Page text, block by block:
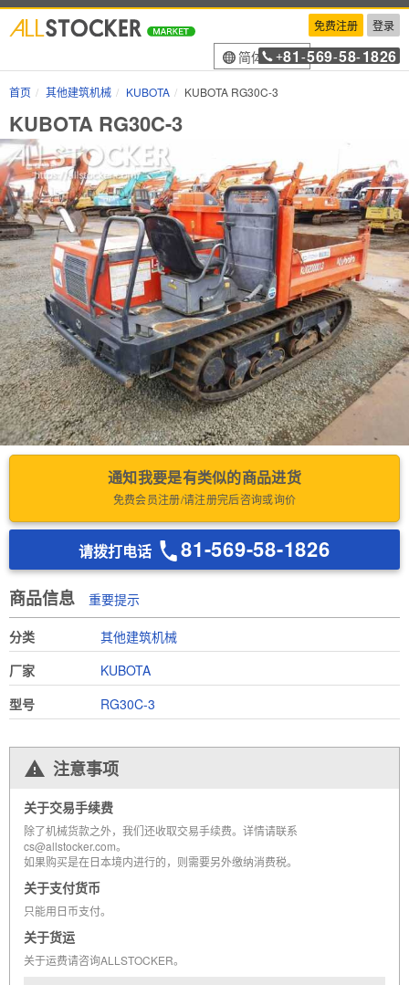
免费注册 登录
简体中文
+81 -569-58-1826
首页 其他建筑机械 KUBOTA KUBOTA RG30C-3
KUBOTA RG30C-3
通知我要是有类似的商品进货
免费会员注册/请注册完后咨询或询价
请拨打电话 81-569-58-1826
商品信息 重要提示
分类
其他建筑机械
厂家
KUBOTA
型号
RG30C-3
注意事项
关于交易手续费
除了机械货款之外，我们还收取交易手续费。详情请联系
cs@allstocker.com。
如果购买是在日本境内进行的，则需要另外缴纳消费税。
关于支付货币
只能用日币支付。
关于货运
关于运费请咨询ALLSTOCKER。